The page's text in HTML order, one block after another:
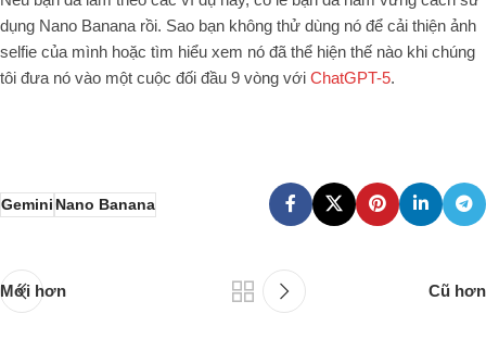
dụng Nano Banana rồi. Sao bạn không thử dùng nó để cải thiện ảnh
selfie của mình hoặc tìm hiểu xem nó đã thể hiện thế nào khi chúng
tôi đưa nó vào một cuộc đối đầu 9 vòng với ChatGPT-5.
Gemini Nano Banana
Mới hơn Cũ hơn